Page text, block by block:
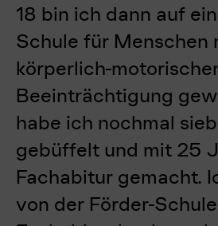
18 bin ich dann auf
Schule für Menschen
körperlich-
Beeinträchtigung
habe ich nochmal
gebüffelt und mit 25
Fachabitur gemacht.
von der Förder-